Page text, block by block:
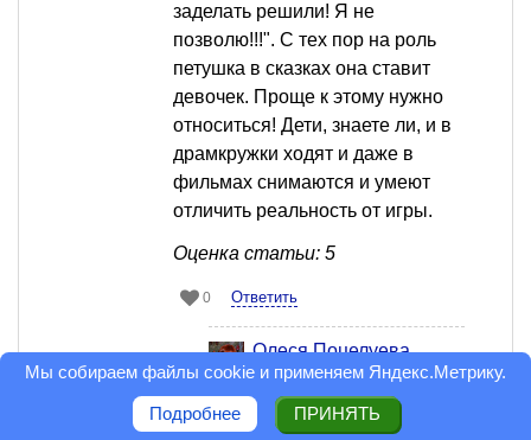
заделать решили! Я не
позволю!!!". С тех пор на роль
петушка в сказках она ставит
девочек. Проще к этому нужно
относиться! Дети, знаете ли, и в
драмкружки ходят и даже в
фильмах снимаются и умеют
отличить реальность от игры.
Оценка статьи: 5
0 Ответить
Олеся Поцелуева
Профессионал
модератору
спасибо! про петушка - это
Мы собираем файлы cookie и применяем Яндекс.Метрику.
Подробнее ПРИНЯТЬ